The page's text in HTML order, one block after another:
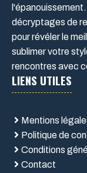
décryptages de
pour révéler le
sublimer votre
rencontres avec
LIENS UTILES
Mentions
Politique de
Conditions
Contact